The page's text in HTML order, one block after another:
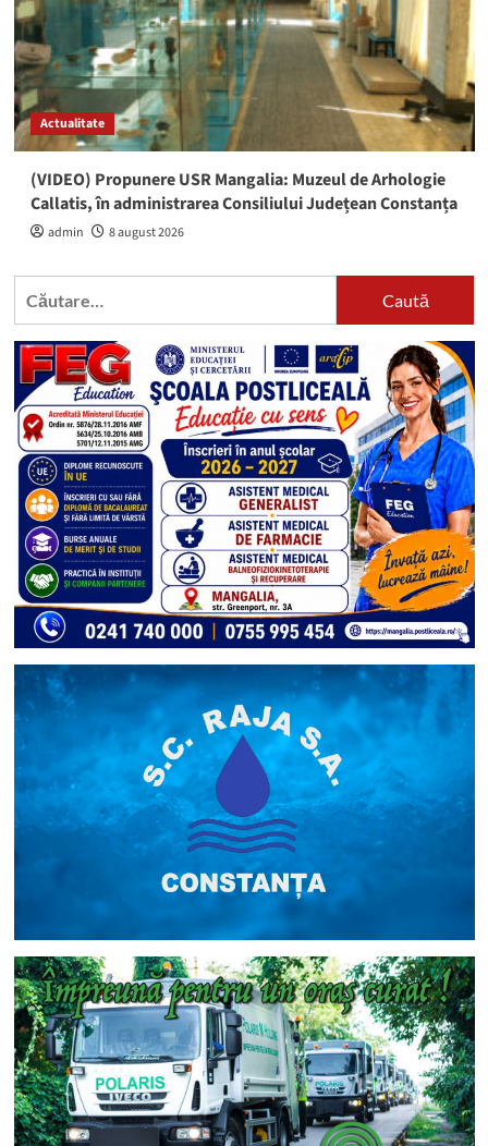
Actualitate
(VIDEO) Propunere USR Mangalia: Muzeul de Arhologie
Callatis, în administrarea Consiliului Județean Constanța
admin 8 august 2026
Caută